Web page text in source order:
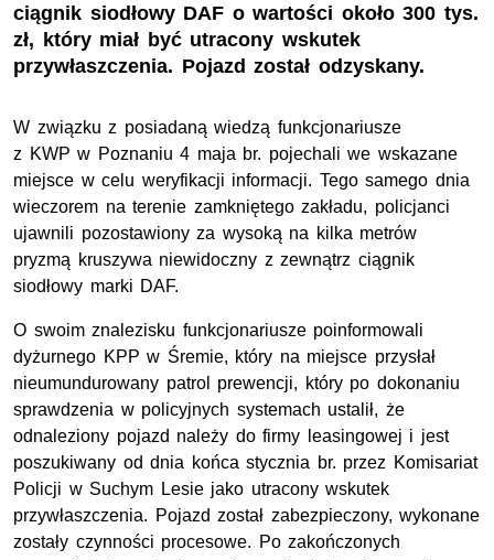
ciągnik siodłowy DAF o wartości około 300 tys.
zł, który miał być utracony wskutek
przywłaszczenia. Pojazd został odzyskany.
W związku z posiadaną wiedzą funkcjonariusze
z KWP w Poznaniu 4 maja br. pojechali we wskazane
miejsce w celu weryfikacji informacji. Tego samego dnia
wieczorem na terenie zamkniętego zakładu, policjanci
ujawnili pozostawiony za wysoką na kilka metrów
pryzmą kruszywa niewidoczny z zewnątrz ciągnik
siodłowy marki DAF.
O swoim znalezisku funkcjonariusze poinformowali
dyżurnego KPP w Śremie, który na miejsce przysłał
nieumundurowany patrol prewencji, który po dokonaniu
sprawdzenia w policyjnych systemach ustalił, że
odnaleziony pojazd należy do firmy leasingowej i jest
poszukiwany od dnia końca stycznia br. przez Komisariat
Policji w Suchym Lesie jako utracony wskutek
przywłaszczenia. Pojazd został zabezpieczony, wykonane
zostały czynności procesowe. Po zakończonych